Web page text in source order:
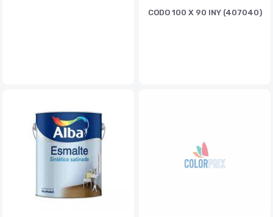
CODO 100 X 90 INY (407040)